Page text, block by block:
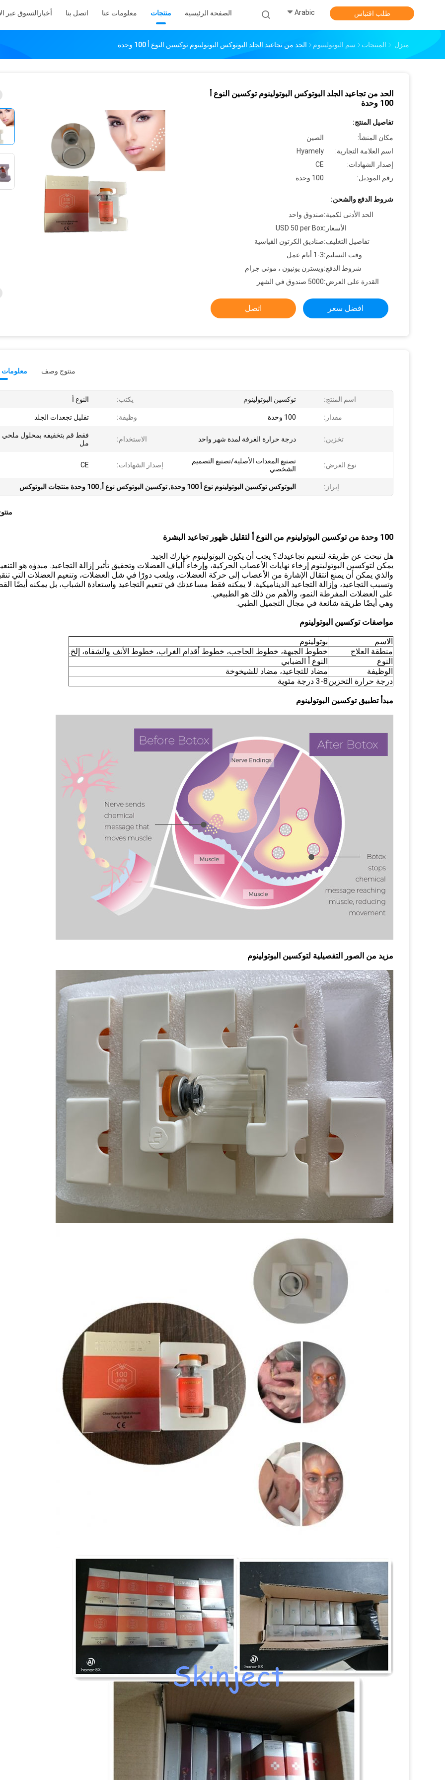
الصفحة الرئيسية منتجات معلومات عنا اتصل بنا أخبار التسوق عبر Arabic طلب اقتباس
منزل المنتجات سم البوتولينيوم الحد من تجاعيد الجلد البوتوكس البوتولينوم توكسين النوع أ 100 وحدة
الحد من تجاعيد الجلد البوتوكس البوتولينوم توكسين النوع أ
100 وحدة
تفاصيل المنتج:
مكان المنشأ:
الصين
اسم العلامة التجارية:
Hyamely
إصدار الشهادات:
CE
رقم الموديل:
100 وحدة
شروط الدفع والشحن:
الحد الأدنى لكمية:صندوق واحد
الأسعار:USD 50 per Box
تفاصيل التغليف:صناديق الكرتون القياسية
وقت التسليم:1-3 أيام عمل
شروط الدفع:ويسترن يونيون ، موني جرام
القدرة على العرض:5000 صندوق في الشهر
افضل سعر اتصل
معلومات منتوج وصف
اسم المنتج: توكسين البوتولينوم يكتب: النوع أ
مقدار: 100 وحدة وظيفة: تقليل تجعدات الجلد
تخزين: درجة حرارة الغرفة لمدة شهر واحد الاستخدام:
مل
نوع العرض:
تصنيع المعدات الأصلية/تصنيع التصميم
الشخصي
إصدار الشهادات: CE
إبراز: البوتوكس توكسين البوتولينوم نوع أ 100 وحدة ,توكسين البوتوكس نوع أ ,100 وحدة منتجات البوتوكس
100 وحدة من توكسين البوتولينوم من النوع أ لتقليل ظهور تجاعيد البشرة
هل تبحث عن طريقة لتنعيم تجاعيدك؟ يجب أن يكون البوتولينوم خيارك الجيد.
يمكن لتوكسين البوتولينوم إرخاء نهايات الأعصاب الحركية، وإرخاء ألياف العضلات وتحقيق تأثير إزالة التجاعيد. مبدؤه هو
والذي يمكن أن يمنع انتقال الإشارة من الأعصاب إلى حركة العضلات، ويلعب دورًا في شل العضلات، وتنعيم العضلات التي
وتسبب التجاعيد، وإزالة التجاعيد الديناميكية. لا يمكنه فقط مساعدتك في تنعيم التجاعيد واستعادة الشباب، بل يمكنه أيضًا
على العضلات المفرطة النمو، والأهم من ذلك هو الطبيعي.
وهي أيضًا طريقة شائعة في مجال التجميل الطبي.
مواصفات توكسين البوتولينوم
الاسم
بوتولينوم
منطقة العلاج
خطوط الجبهة، خطوط الحاجب، خطوط أقدام الغراب، خطوط الأنف والشفاه، إلخ.
النوع
النوع أ الضبابي
الوظيفة
مضاد للتجاعيد، مضاد للشيخوخة
درجة حرارة التخزين3-8 درجة مئوية
مبدأ تطبيق توكسين البوتولينوم
مزيد من الصور التفصيلية لتوكسين البوتولينوم